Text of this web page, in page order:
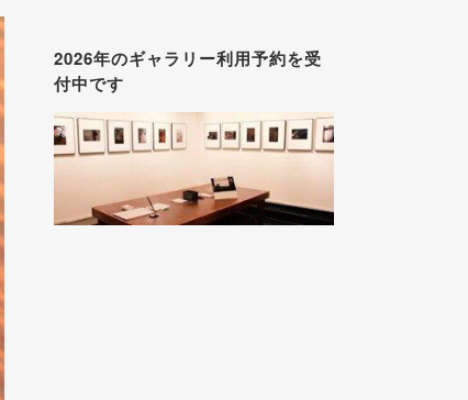
2026年のギャラリー利用予約を受
付中です